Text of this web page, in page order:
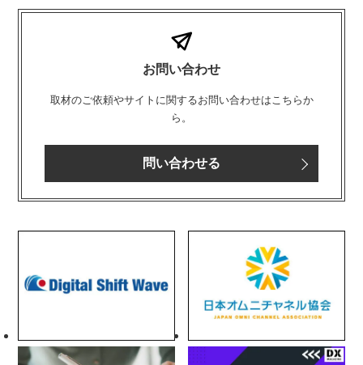
お問い合わせ
取材のご依頼やサイトに関するお問い合わせはこちらか
ら。
問い合わせる